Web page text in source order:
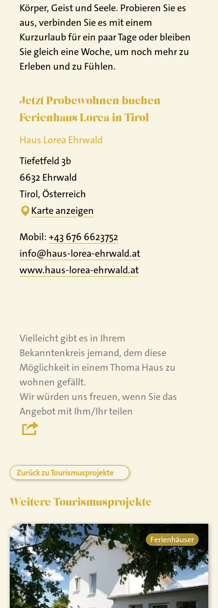
Körper, Geist und Seele. Probieren Sie es
aus, verbinden Sie es mit einem
Kurzurlaub für ein paar Tage oder bleiben
Sie gleich eine Woche, um noch mehr zu
Erleben und zu Fühlen.
Jetzt Probewohnen buchen
Ferienhaus Lorea in Tirol
Haus Lorea Ehrwald
Tiefetfeld 3b
6632 Ehrwald
Tirol, Österreich
Karte anzeigen
Mobil:+43 676 6623752
info@haus-lorea-ehrwald.at
www.haus-lorea-ehrwald.at
Vielleicht gibt es in Ihrem
Bekanntenkreis jemand, dem diese
Möglichkeit in einem Thoma Haus zu
wohnen gefällt.
Wir würden uns freuen, wenn Sie das
Angebot mit Ihm/Ihr teilen
Zurück zu Tourismusprojekte
Weitere Tourismusprojekte
Ferienhäuser